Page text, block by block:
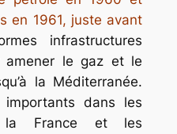
en 1961, juste avant
infrastructures
amener le gaz et le
la Méditerranée.
importants dans les
la France et les